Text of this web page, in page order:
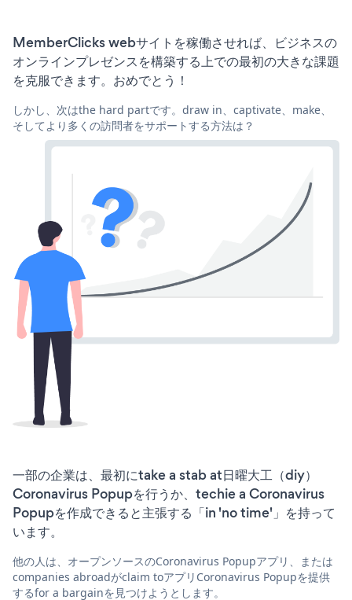
MemberClicks webサイトを稼働させれば、ビジネスの
オンラインプレゼンスを構築する上での最初の大きな課題
を克服できます。おめでとう！
しかし、次はthe hard partです。draw in、captivate、make、
そしてより多くの訪問者をサポートする方法は？
一部の企業は、最初にtake a stab at日曜大工（diy）
Coronavirus Popupを行うか、techie a Coronavirus
Popupを作成できると主張する「in 'no time'」を持って
います。
他の人は、オープンソースのCoronavirus Popupアプリ、または
companies abroadがclaim toアプリCoronavirus Popupを提供
するfor a bargainを見つけようとします。